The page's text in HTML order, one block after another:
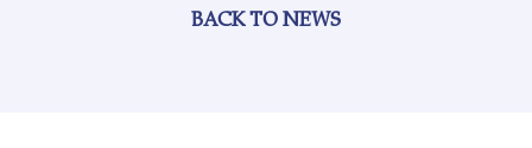
BACK TO NEWS